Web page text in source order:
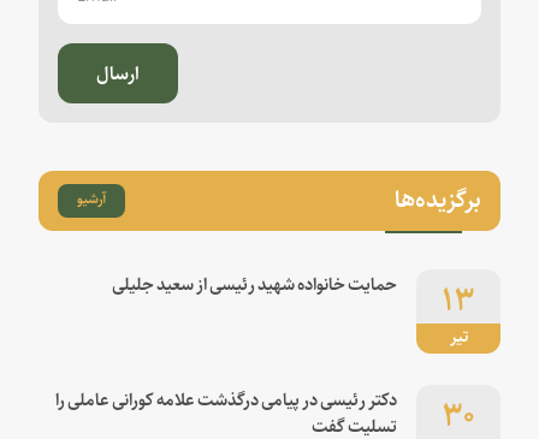
ارسال
برگزیده‌ها آرشیو
تیر
۱۳ حمایت خانواده شهید رئیسی از سعید جلیلی
۳۰
دکتر رئیسی در پیامی درگذشت علامه کورانی عاملی را
تسلیت گفت